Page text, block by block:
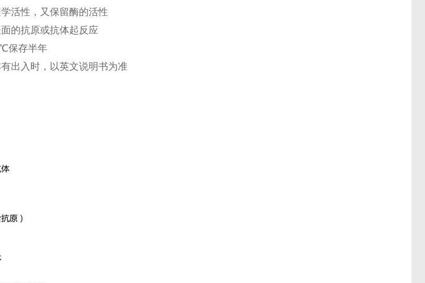
活性，又保留酶的活性
的抗原或抗体起反应
保存半年
出入时，以英文说明书为准